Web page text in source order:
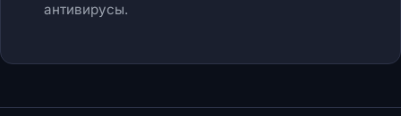
антивирусы.